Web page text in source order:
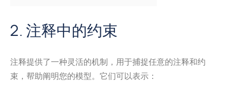
2. 注释中的约束
注释提供了一种灵活的机制，用于捕捉任意的注释和约
束，帮助阐明您的模型。它们可以表示：